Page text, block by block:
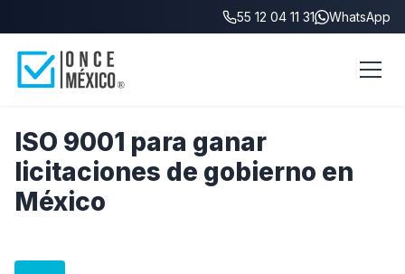
55 12 04 11 31 WhatsApp
ISO 9001 para ganar
licitaciones de gobierno en
México